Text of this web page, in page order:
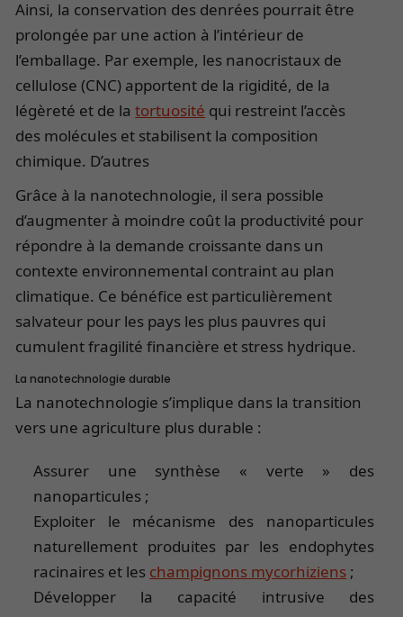
Ainsi, la conservation des denrées pourrait être
prolongée par une action à l’intérieur de
l’emballage. Par exemple, les nanocristaux de
cellulose (CNC) apportent de la rigidité, de la
légèreté et de latortuosité qui restreint l’accès
des molécules et stabilisent la composition
chimique. D’autres
Grâce à la nanotechnologie, il sera possible
d’augmenter à moindre coût la productivité pour
répondre à la demande croissante dans un
contexte environnemental contraint au plan
climatique. Ce bénéfice est particulièrement
salvateur pour les pays les plus pauvres qui
cumulent fragilité financière et stress hydrique.
La nanotechnologie durable
La nanotechnologie s’implique dans la transition
vers une agriculture plus durable :
Assurer une synthèse « verte » des
nanoparticules ;
Exploiter le mécanisme des nanoparticules
naturellement produites par les endophytes
racinaires et les champignons mycorhiziens ;
Développer la capacité intrusive des